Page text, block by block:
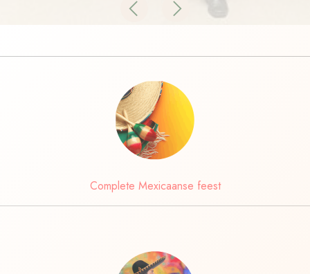
PreviousNext
Complete Mexicaanse feest